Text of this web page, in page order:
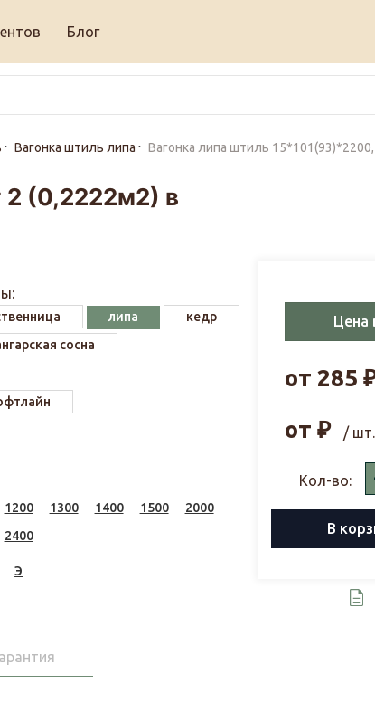
Блог
Вагонка штиль липа Вагонка липа штиль
2 (0,2222м2) в
липа
кедр
сосна
1200 1300 1400 1500
2000
2400
Э
Цена
от 285
от ₽ / шт.
Кол-во:
В